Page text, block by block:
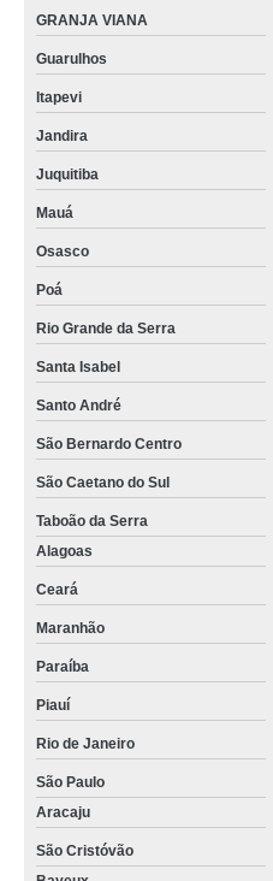
GRANJA VIANA
Guarulhos
Itapevi
Jandira
Juquitiba
Mauá
Osasco
Poá
Rio Grande da Serra
Santa Isabel
Santo André
São Bernardo Centro
São Caetano do Sul
Taboão da Serra
Alagoas
Ceará
Maranhão
Paraíba
Piauí
Rio de Janeiro
São Paulo
Aracaju
São Cristóvão